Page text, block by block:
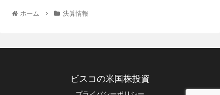
ホーム 決算情報
ビスコの米国株投資